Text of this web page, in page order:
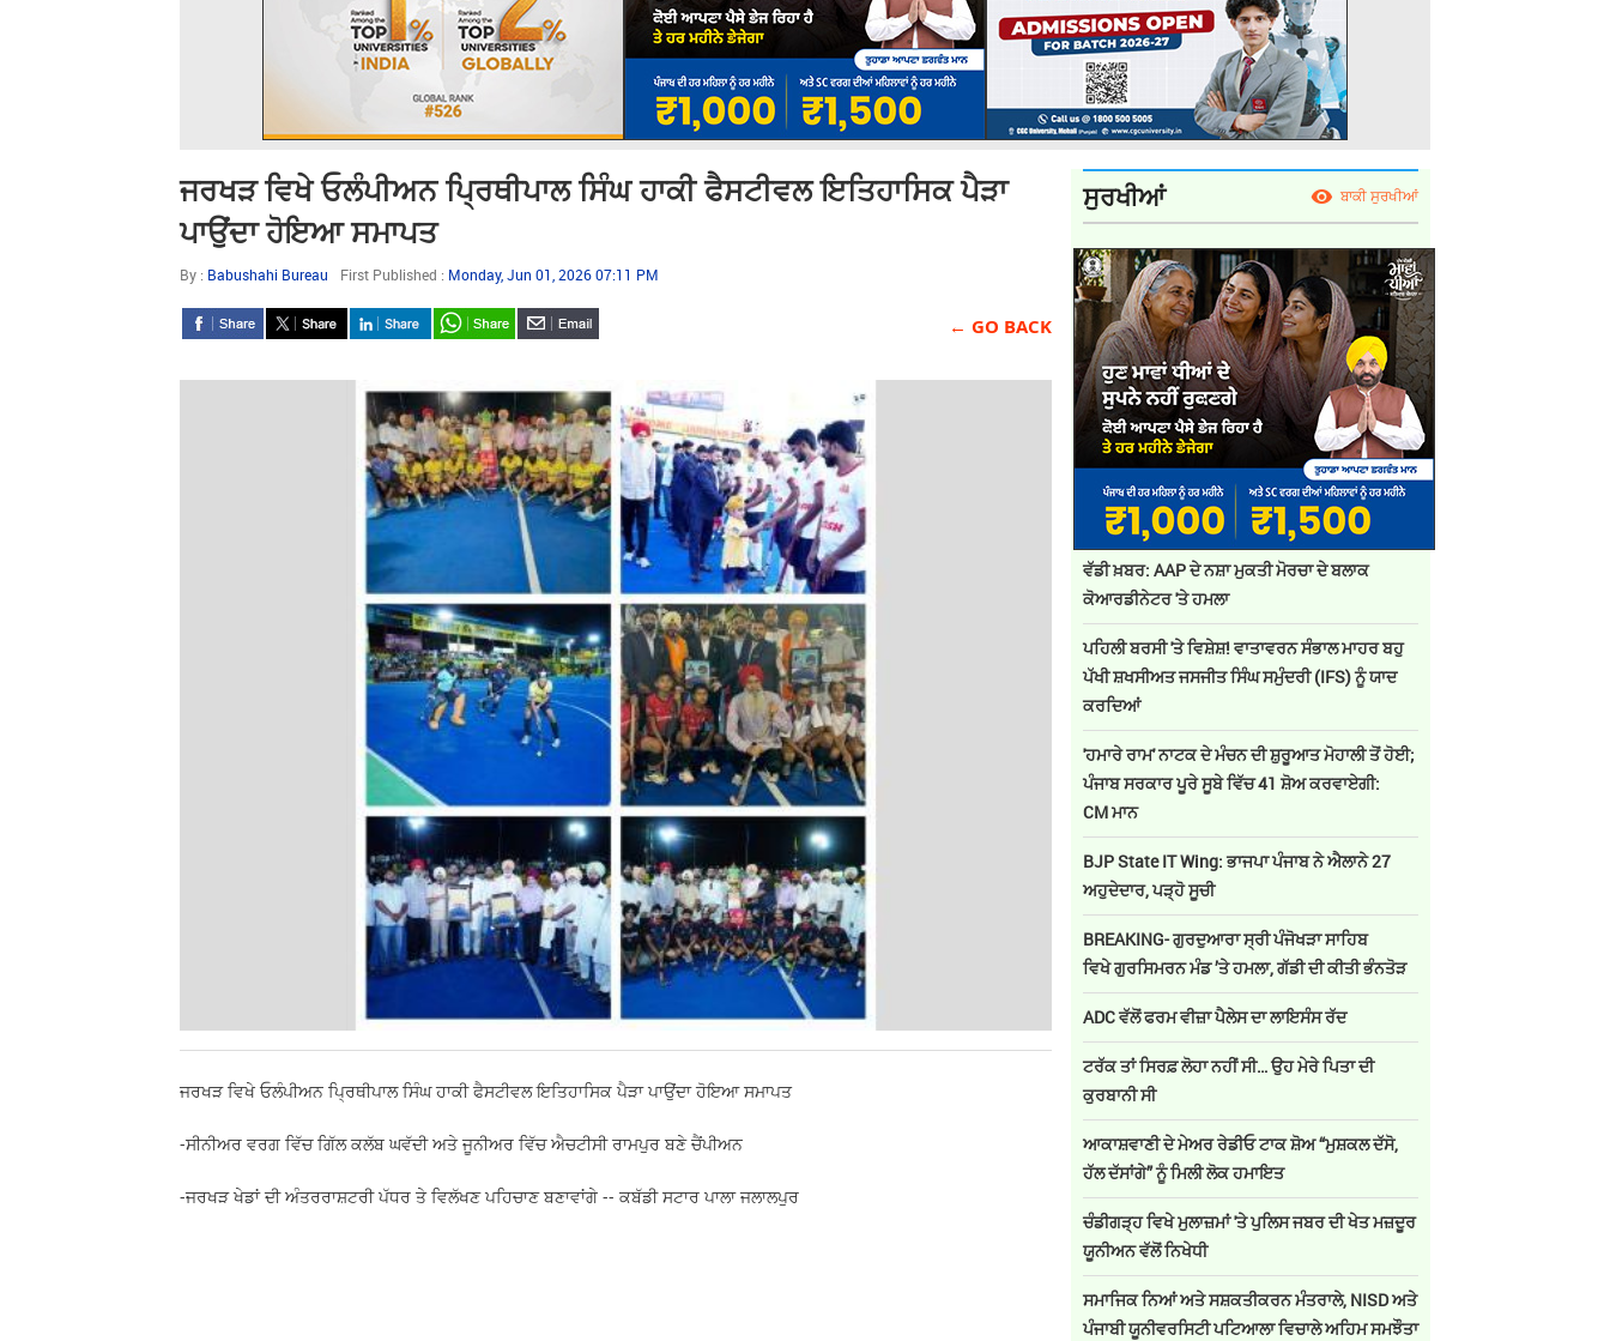
ਜਰਖੜ ਵਿਖੇ ਓਲੰਪੀਅਨ ਪ੍ਰਿਥੀਪਾਲ ਸਿੰਘ ਹਾਕੀ ਫੈਸਟੀਵਲ ਇਤਿਹਾਸਿਕ ਪੈੜਾ
ਪਾਉਂਦਾ ਹੋਇਆ ਸਮਾਪਤ
By : Babushahi Bureau First Published : Monday, Jun 01, 2026 07:11 PM
← GO BACK
ਜਰਖੜ ਵਿਖੇ ਓਲੰਪੀਅਨ ਪ੍ਰਿਥੀਪਾਲ ਸਿੰਘ ਹਾਕੀ ਫੈਸਟੀਵਲ ਇਤਿਹਾਸਿਕ ਪੈੜਾ ਪਾਉਂਦਾ ਹੋਇਆ ਸਮਾਪਤ
-ਸੀਨੀਅਰ ਵਰਗ ਵਿੱਚ ਗਿੱਲ ਕਲੱਬ ਘਵੱਦੀ ਅਤੇ ਜੂਨੀਅਰ ਵਿੱਚ ਐਚਟੀਸੀ ਰਾਮਪੁਰ ਬਣੇ ਚੈਂਪੀਅਨ
-ਜਰਖੜ ਖੇਡਾਂ ਦੀ ਅੰਤਰਰਾਸ਼ਟਰੀ ਪੱਧਰ ਤੇ ਵਿਲੱਖਣ ਪਹਿਚਾਣ ਬਣਾਵਾਂਗੇ -- ਕਬੱਡੀ ਸਟਾਰ ਪਾਲਾ ਜਲਾਲਪੁਰ
ਸੁਰਖੀਆਂ ਬਾਕੀ ਸੁਰਖੀਆਂ
ਵੱਡੀ ਖ਼ਬਰ: AAP ਦੇ ਨਸ਼ਾ ਮੁਕਤੀ ਮੋਰਚਾ ਦੇ ਬਲਾਕ
ਕੋਆਰਡੀਨੇਟਰ 'ਤੇ ਹਮਲਾ
ਪਹਿਲੀ ਬਰਸੀ 'ਤੇ ਵਿਸ਼ੇਸ਼! ਵਾਤਾਵਰਨ ਸੰਭਾਲ ਮਾਹਰ ਬਹੁ
ਪੱਖੀ ਸ਼ਖਸੀਅਤ ਜਸਜੀਤ ਸਿੰਘ ਸਮੁੰਦਰੀ (IFS) ਨੂੰ ਯਾਦ
ਕਰਦਿਆਂ
'ਹਮਾਰੇ ਰਾਮ' ਨਾਟਕ ਦੇ ਮੰਚਨ ਦੀ ਸ਼ੁਰੂਆਤ ਮੋਹਾਲੀ ਤੋਂ ਹੋਈ;
ਪੰਜਾਬ ਸਰਕਾਰ ਪੂਰੇ ਸੂਬੇ ਵਿੱਚ 41 ਸ਼ੋਅ ਕਰਵਾਏਗੀ:
CM ਮਾਨ
BJP State IT Wing: ਭਾਜਪਾ ਪੰਜਾਬ ਨੇ ਐਲਾਨੇ 27
ਅਹੁਦੇਦਾਰ, ਪੜ੍ਹੋ ਸੂਚੀ
BREAKING- ਗੁਰਦੁਆਰਾ ਸ੍ਰੀ ਪੰਜੋਖੜਾ ਸਾਹਿਬ
ਵਿਖੇ ਗੁਰਸਿਮਰਨ ਮੰਡ ’ਤੇ ਹਮਲਾ, ਗੱਡੀ ਦੀ ਕੀਤੀ ਭੰਨਤੋੜ
ADC ਵੱਲੋਂ ਫਰਮ ਵੀਜ਼ਾ ਪੈਲੇਸ ਦਾ ਲਾਇਸੰਸ ਰੱਦ
ਟਰੱਕ ਤਾਂ ਸਿਰਫ਼ ਲੋਹਾ ਨਹੀਂ ਸੀ… ਉਹ ਮੇਰੇ ਪਿਤਾ ਦੀ
ਕੁਰਬਾਨੀ ਸੀ
ਆਕਾਸ਼ਵਾਣੀ ਦੇ ਮੇਅਰ ਰੇਡੀਓ ਟਾਕ ਸ਼ੋਅ “ਮੁਸ਼ਕਲ ਦੱਸੋ,
ਹੱਲ ਦੱਸਾਂਗੇ” ਨੂੰ ਮਿਲੀ ਲੋਕ ਹਮਾਇਤ
ਚੰਡੀਗੜ੍ਹ ਵਿਖੇ ਮੁਲਾਜ਼ਮਾਂ 'ਤੇ ਪੁਲਿਸ ਜਬਰ ਦੀ ਖੇਤ ਮਜ਼ਦੂਰ
ਯੂਨੀਅਨ ਵੱਲੋਂ ਨਿਖੇਧੀ
ਸਮਾਜਿਕ ਨਿਆਂ ਅਤੇ ਸਸ਼ਕਤੀਕਰਨ ਮੰਤਰਾਲੇ, NISD ਅਤੇ
ਪੰਜਾਬੀ ਯੂਨੀਵਰਸਿਟੀ ਪਟਿਆਲਾ ਵਿਚਾਲੇ ਅਹਿਮ ਸਮਝੌਤਾ